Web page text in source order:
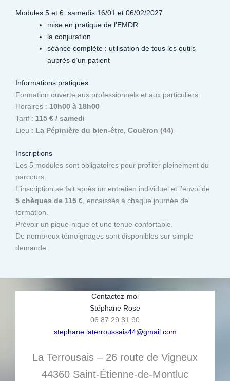
Modules 5 et 6: samedis 16/01 et 06/02/2027
mise en pratique de l’EMDR
la conjuration
séance complète : utilisation de tous les outils
auprès d’un patient
Informations pratiques
Formation ouverte aux professionnels et aux particuliers.
Horaires : 10h00 à 18h00
Tarif : 115 € / samedi
Lieu : La Pépinière du bien-être, Couëron (44)
Inscriptions
Les 5 modules sont obligatoires pour profiter pleinement du
parcours.
L’inscription se fait après un entretien individuel et l’envoi de
5 chèques de 115 €, encaissés à chaque journée de
formation.
Prévoir un pique-nique et une tenue confortable.
De nombreux témoignages sont disponibles sur simple
demande.
Contactez-moi
Stéphane Rose
06 87 29 31 90
stephane.laterroussais44@gmail.com
La Terrousais – 26 route de Vigneux
44360 Saint-Étienne-de-Montluc